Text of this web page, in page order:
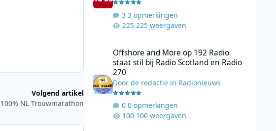
Volgend artikel
NL Trouwmarathon
3 opmerkingen
225 weergaven
Offshore and More op 192 Radio
staat stil bij Radio Scotland en Radio
270
Door de redactiein Radionieuws
0 opmerkingen
100 weergaven